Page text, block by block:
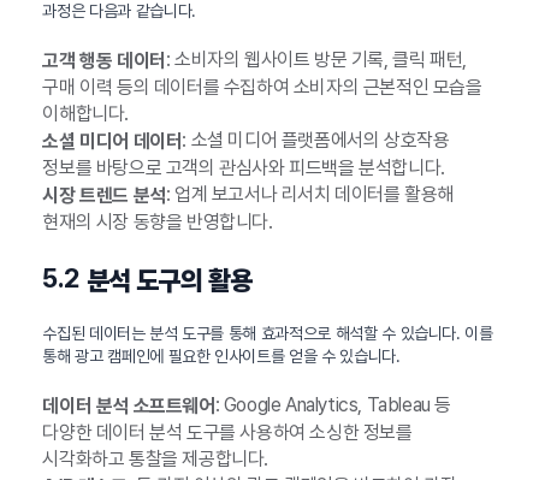
과정은 다음과 같습니다.
고객 행동 데이터 : 소비자의 웹사이트 방문 기록, 클릭 패턴,
구매 이력 등의 데이터를 수집하여 소비자의 근본적인 모습을
이해합니다.
소셜 미디어 데이터 : 소셜 미디어 플랫폼에서의 상호작용
정보를 바탕으로 고객의 관심사와 피드백을 분석합니다.
시장 트렌드 분석: 업계 보고서나 리서치 데이터를 활용해
현재의 시장 동향을 반영합니다.
5.2 분석 도구의 활용
수집된 데이터는 분석 도구를 통해 효과적으로 해석할 수 있습니다. 이를
통해 광고 캠페인에 필요한 인사이트를 얻을 수 있습니다.
데이터 분석 소프트웨어 : Google Analytics, Tableau 등
다양한 데이터 분석 도구를 사용하여 소싱한 정보를
시각화하고 통찰을 제공합니다.